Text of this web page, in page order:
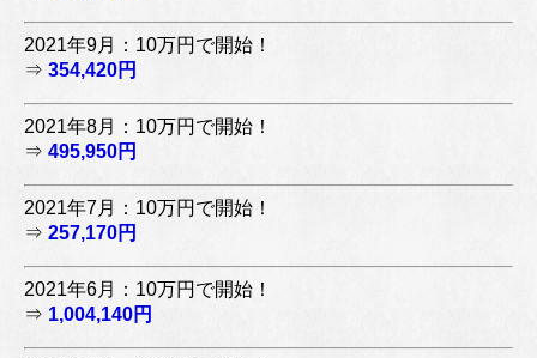
2021年9月：10万円で開始！
⇒ 354,420円
2021年8月：10万円で開始！
⇒ 495,950円
2021年7月：10万円で開始！
⇒ 257,170円
2021年6月：10万円で開始！
⇒ 1,004,140円